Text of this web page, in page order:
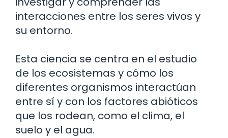
interacciones entre los seres vivos y
su entorno.
Esta ciencia se centra en el estudio
de los ecosistemas y cómo los
diferentes organismos interactúan
entre sí y con los factores abióticos
que los rodean, como el clima, el
suelo y el agua.